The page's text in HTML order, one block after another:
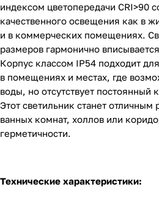
индексом цветопередачи CRI>90
качественного освещения как в
и в коммерческих помещениях.
размеров гармонично
Корпус классом IP54 подходит
в помещениях и местах, где
воды, но отсутствует постоянный
Этот светильник станет
ванных комнат, холлов или
герметичности.
Технические характеристики: